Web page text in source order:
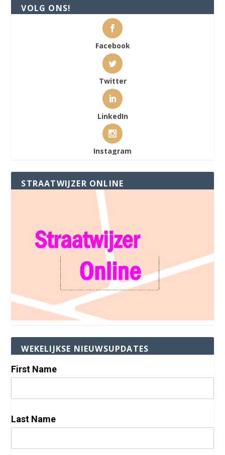
VOLG ONS!
Facebook
Twitter
LinkedIn
Instagram
STRAATWIJZER ONLINE
WEKELIJKSE NIEUWSUPDATES
First Name
Last Name